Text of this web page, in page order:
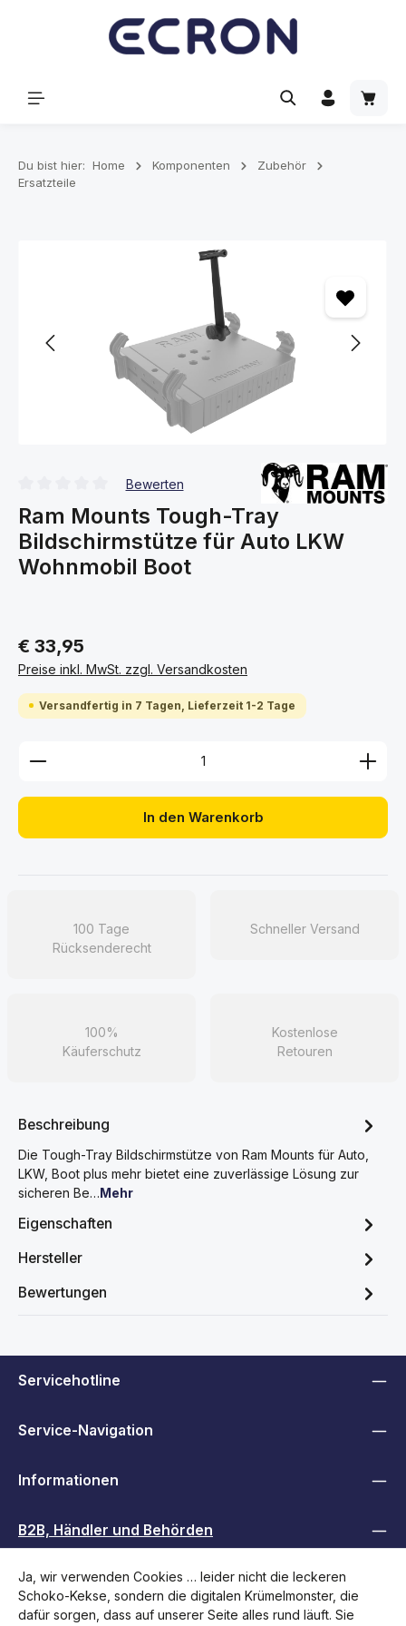
Du bist hier: Home Komponenten
Zubehör
Ersatzteile
Durchschnittliche Bewertung von 0 von 5 Sternen
Bewerten
Ram Mounts Tough-Tray
Bildschirmstütze für Auto LKW
Wohnmobil Boot
€ 33,95
Preise inkl. MwSt. zzgl. Versandkosten
Versandfertig in 7 Tagen, Lieferzeit 1-2 Tage
Produkt Anzahl: Gib den gewünschten Wert ein
In den Warenkorb
100 Tage
Rücksenderecht
Schneller Versand
100%
Käuferschutz
Kostenlose
Retouren
Beschreibung
Die Tough-Tray Bildschirmstütze von Ram Mounts für Auto,
LKW, Boot plus mehr bietet eine zuverlässige Lösung zur
sicheren Be…Mehr
Eigenschaften
Hersteller
Bewertungen
Servicehotline
Service-Navigation
Informationen
B2B, Händler und Behörden
Folge uns
Ja, wir verwenden Cookies … leider nicht die leckeren
Schoko-Kekse, sondern die digitalen Krümelmonster, die
dafür sorgen, dass auf unserer Seite alles rund läuft. Sie